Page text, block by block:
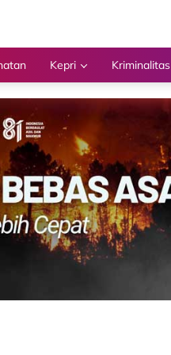
Kepri Kriminalitas